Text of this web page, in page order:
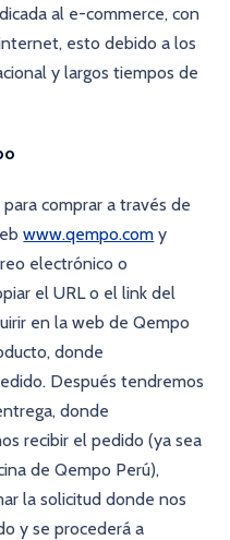
al e-commerce, con
esto debido a los
y largos tiempos de
comprar a través de
www.qempo.com y
electrónico o
el URL o el link del
en la web de Qempo
donde
Después tendremos
donde
recibir el pedido (ya sea
de Qempo Perú),
la solicitud donde nos
y se procederá a